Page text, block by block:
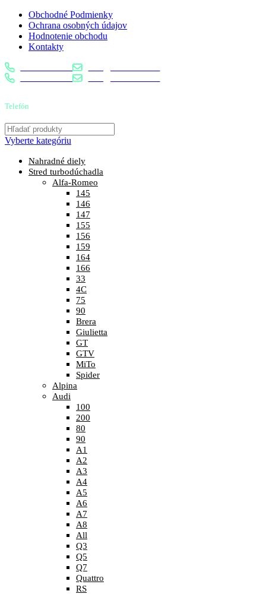
Obchodné Podmienky
Ochrana osobných údajov
Hodnotenie obchodu
Kontakty
0904 400 399
0904 400 399
Telefón
Vyberte kategóriu
Nahradné diely
Stred turbodúchadla
Alfa-Romeo
145
146
147
155
156
159
164
166
33
4C
75
90
Brera
Giulietta
GT
GTV
MiTo
Spider
Alpina
Audi
100
200
80
90
A1
A2
A3
A4
A5
A6
A7
A8
All
Q3
Q5
Q7
Quattro
RS